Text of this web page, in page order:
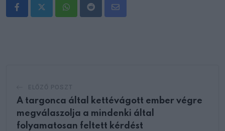
WhatsappRedditShare
A targonca által kettévágott ember végre
megválaszolja a mindenki által
folyamatosan feltett kérdést